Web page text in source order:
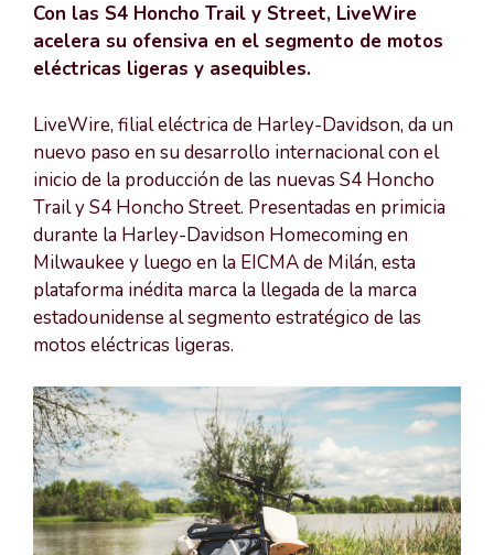
Con las S4 Honcho Trail y Street, LiveWire
acelera su ofensiva en el segmento de motos
eléctricas ligeras y asequibles.
LiveWire, filial eléctrica de Harley-Davidson, da un
nuevo paso en su desarrollo internacional con el
inicio de la producción de las nuevas S4 Honcho
Trail y S4 Honcho Street. Presentadas en primicia
durante la Harley-Davidson Homecoming en
Milwaukee y luego en la EICMA de Milán, esta
plataforma inédita marca la llegada de la marca
estadounidense al segmento estratégico de las
motos eléctricas ligeras.